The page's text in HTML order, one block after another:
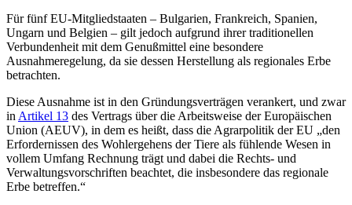
Für fünf EU-Mitgliedstaaten – Bulgarien, Frankreich, Spanien,
Ungarn und Belgien – gilt jedoch aufgrund ihrer traditionellen
Verbundenheit mit dem Genußmittel eine besondere
Ausnahmeregelung, da sie dessen Herstellung als regionales Erbe
betrachten.
Diese Ausnahme ist in den Gründungsverträgen verankert, und zwar
in Artikel 13 des Vertrags über die Arbeitsweise der Europäischen
Union (AEUV), in dem es heißt, dass die Agrarpolitik der EU „den
Erfordernissen des Wohlergehens der Tiere als fühlende Wesen in
vollem Umfang Rechnung trägt und dabei die Rechts- und
Verwaltungsvorschriften beachtet, die insbesondere das regionale
Erbe betreffen.“